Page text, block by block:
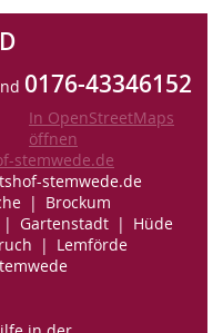
0176-43346152
In OpenStreetMaps
öffnen
stemwede.de
stemwede.de
Brockum
Gartenstadt
Hüde
Lemförde